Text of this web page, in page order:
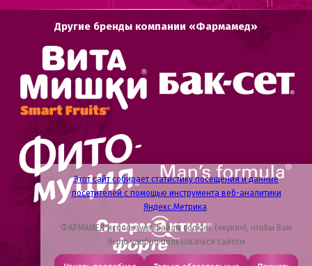
Этот сайт собирает статистику посещения и данные
посетителей с помощью инструмента веб-аналитики
Яндекс.Метрика.
ФАРМАМЕД использует файлы cookies («куки»), чтобы Вам
было удобно пользоваться сайтом
Другие бренды компании «Фармамед»